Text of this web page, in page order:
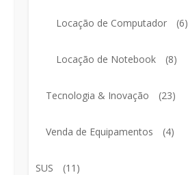
Locação de Computador (6)
Locação de Notebook (8)
Tecnologia & Inovação (23)
Venda de Equipamentos (4)
SUS (11)